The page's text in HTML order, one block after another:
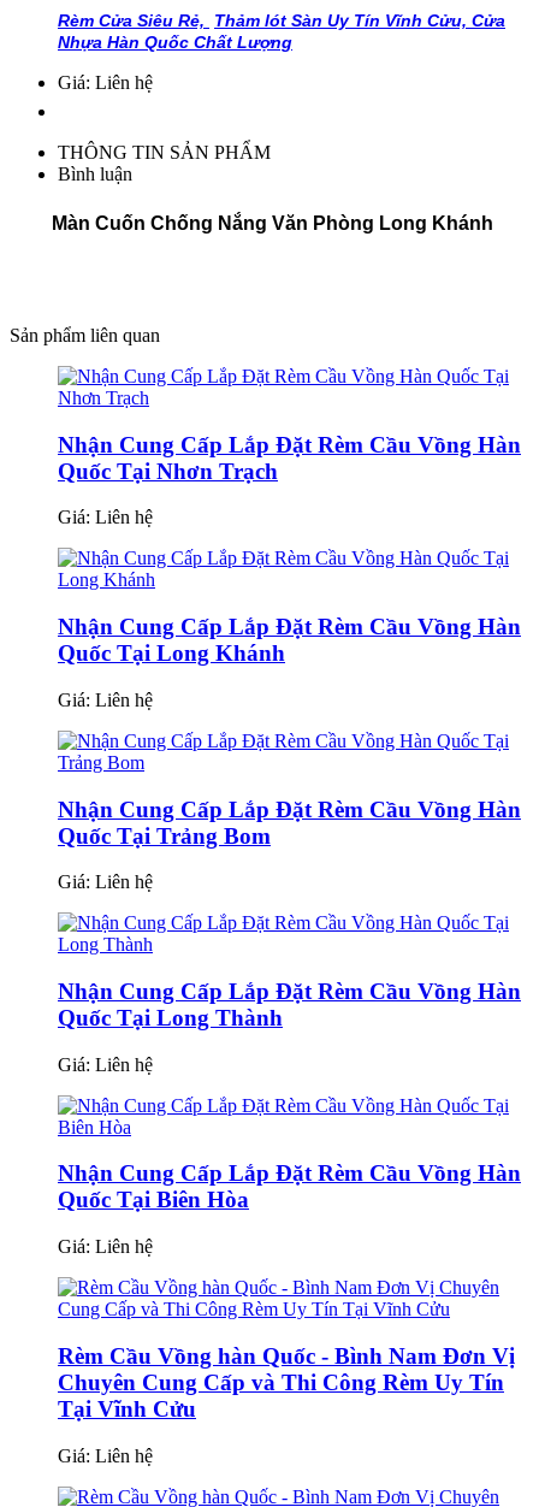
Rèm Cửa Siêu Rẻ, Thảm lót Sàn Uy Tín Vĩnh Cửu, Cửa
Nhựa Hàn Quốc Chất Lượng
Giá: Liên hệ
THÔNG TIN SẢN PHẨM
Bình luận
Màn Cuốn Chống Nắng Văn Phòng Long Khánh
Sản phẩm liên quan
Nhận Cung Cấp Lắp Đặt Rèm Cầu Vồng Hàn
Quốc Tại Nhơn Trạch
Giá: Liên hệ
Nhận Cung Cấp Lắp Đặt Rèm Cầu Vồng Hàn
Quốc Tại Long Khánh
Giá: Liên hệ
Nhận Cung Cấp Lắp Đặt Rèm Cầu Vồng Hàn
Quốc Tại Trảng Bom
Giá: Liên hệ
Nhận Cung Cấp Lắp Đặt Rèm Cầu Vồng Hàn
Quốc Tại Long Thành
Giá: Liên hệ
Nhận Cung Cấp Lắp Đặt Rèm Cầu Vồng Hàn
Quốc Tại Biên Hòa
Giá: Liên hệ
Rèm Cầu Vồng hàn Quốc - Bình Nam Đơn Vị
Chuyên Cung Cấp và Thi Công Rèm Uy Tín
Tại Vĩnh Cửu
Giá: Liên hệ